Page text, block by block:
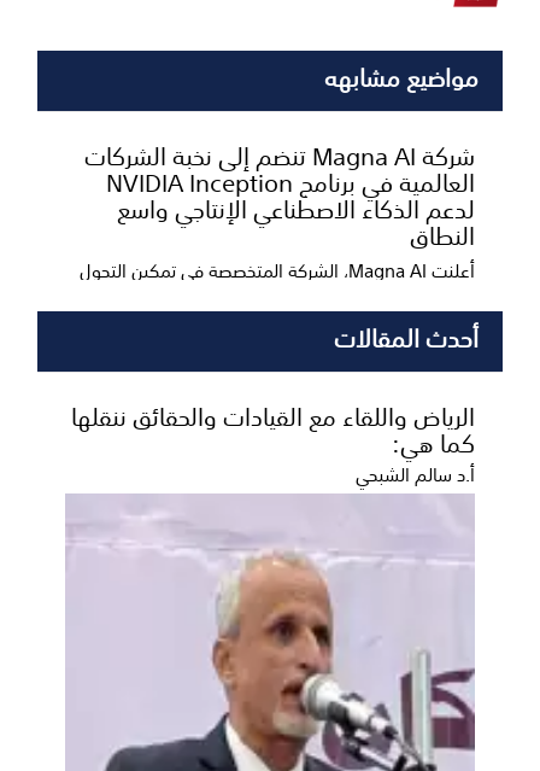
مواضيع مشابهه
شركة Magna AI تنضم إلى نخبة الشركات
العالمية في برنامج NVIDIA Inception
لدعم الذكاء الاصطناعي الإنتاجي واسع
النطاق
أعلنت Magna AI، الشركة المتخصصة في تمكين التحول
شراكة...
أحدث المقالات
الرياض واللقاء مع القيادات والحقائق ننقلها
كما هي:
أ.د سالم الشبحي